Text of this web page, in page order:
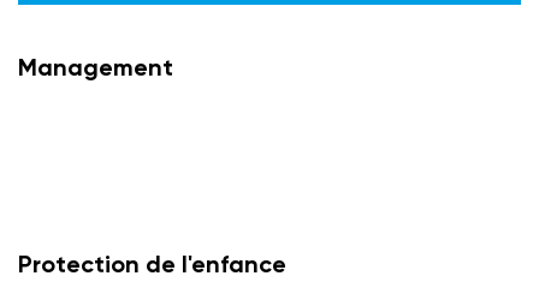
Management
Protection de l'enfance